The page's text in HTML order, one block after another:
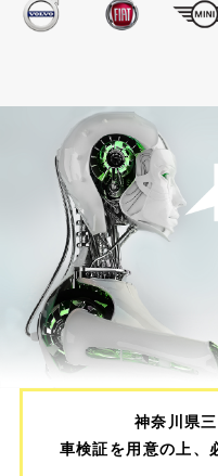
神奈川県
車検証を用意の上、